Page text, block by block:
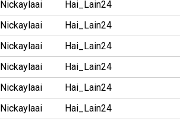
Nickaylaai
Hai_Lain24
Nickaylaai
Hai_Lain24
Nickaylaai
Hai_Lain24
Nickaylaai
Hai_Lain24
Nickaylaai
Hai_Lain24
Nickaylaai
Hai_Lain24